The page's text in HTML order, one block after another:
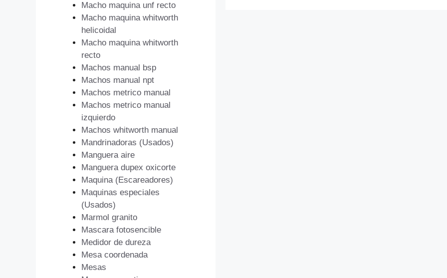
Macho maquina unf recto
Macho maquina whitworth
helicoidal
Macho maquina whitworth
recto
Machos manual bsp
Machos manual npt
Machos metrico manual
Machos metrico manual
izquierdo
Machos whitworth manual
Mandrinadoras (Usados)
Manguera aire
Manguera dupex oxicorte
Maquina (Escareadores)
Maquinas especiales
(Usados)
Marmol granito
Mascara fotosencible
Medidor de dureza
Mesa coordenada
Mesas